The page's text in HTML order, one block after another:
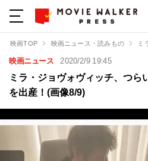
映画TOP 映画ニュース・読みもの ミ
映画ニュース 2020/2/9 19:45
ミラ・ジョヴォヴィッチ、つら
を出産！(画像8/9)